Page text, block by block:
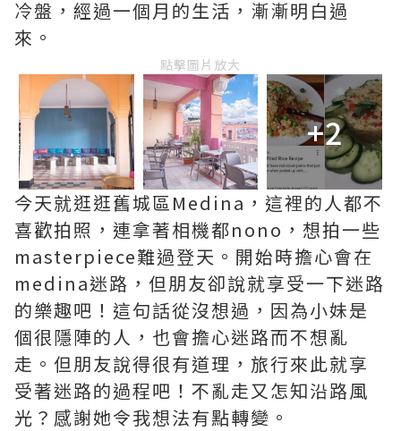
冷盤，經過一個月的生活，漸漸明白過
來。
點擊圖片放大
+2
今天就逛逛舊城區Medina，這裡的人都不
喜歡拍照，連拿著相機都nono，想拍一些
masterpiece難過登天。開始時擔心會在
medina迷路，但朋友卻說就享受一下迷路
的樂趣吧！這句話從沒想過，因為小妹是
個很隱陣的人，也會擔心迷路而不想亂
走。但朋友說得很有道理，旅行來此就享
受著迷路的過程吧！不亂走又怎知沿路風
光？感謝她令我想法有點轉變。